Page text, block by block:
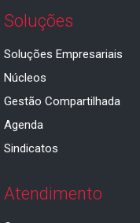
Soluções
Soluções Empresariais
Núcleos
Gestão Compartilhada
Agenda
Sindicatos
Atendimento